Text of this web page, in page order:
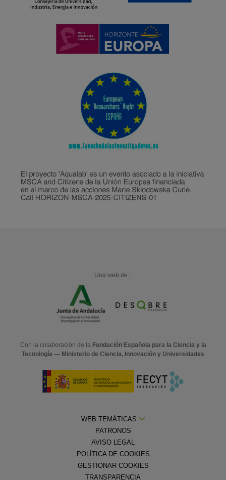
Una web de:
Con la colaboración de la Fundación Española para la Ciencia y la
Tecnología — Ministerio de Ciencia, Innovación y Universidades
WEB TEMÁTICAS
PATRONOS
AVISO LEGAL
POLÍTICA DE COOKIES
GESTIONAR COOKIES
TRANSPARENCIA